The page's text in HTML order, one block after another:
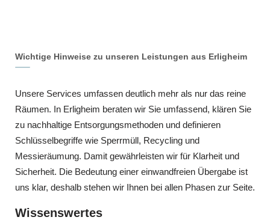
Wichtige Hinweise zu unseren Leistungen aus Erligheim
Unsere Services umfassen deutlich mehr als nur das reine
Räumen. In Erligheim beraten wir Sie umfassend, klären Sie
zu nachhaltige Entsorgungsmethoden und definieren
Schlüsselbegriffe wie Sperrmüll, Recycling und
Messieräumung. Damit gewährleisten wir für Klarheit und
Sicherheit. Die Bedeutung einer einwandfreien Übergabe ist
uns klar, deshalb stehen wir Ihnen bei allen Phasen zur Seite.
Wissenswertes